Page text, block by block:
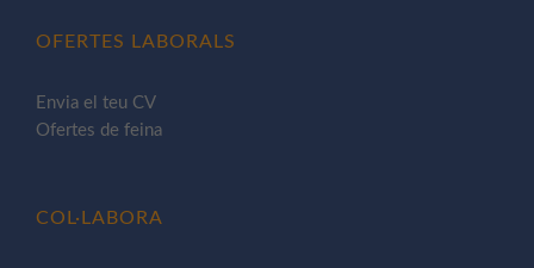
OFERTES LABORALS
Envia el teu CV
Ofertes de feina
COL·LABORA